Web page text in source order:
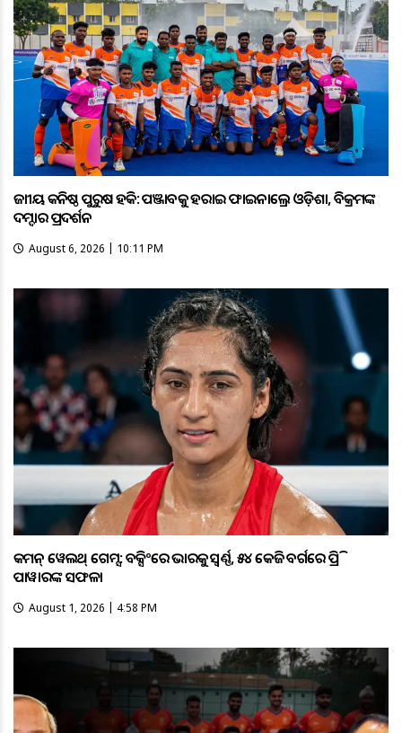
ଜାତୀୟ କନିଷ୍ଠ ପୁରୁଷ ହକି: ପଞ୍ଜାବକୁ ହରାଇ ଫାଇନାଲ୍ରେ ଓଡ଼ିଶା, ବିକ୍ରମଙ୍କ
ଦମ୍ଦାର ପ୍ରଦର୍ଶନ
August 6, 2026 | 10:11 PM
କମନ୍ ୱେଲଥ୍ ଗେମ୍ସ: ବକ୍ସିଂରେ ଭାରତକୁ ସ୍ବର୍ଣ୍ଣ, ୫୪ କେଜି ବର୍ଗରେ ପ୍ରିତି
ପାୱାରଙ୍କ ସଫଳତା
August 1, 2026 | 4:58 PM